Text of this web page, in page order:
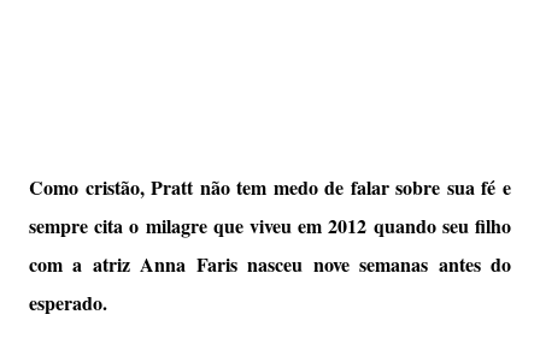
Como cristão, Pratt não tem medo de falar sobre sua fé e
sempre cita o milagre que viveu em 2012 quando seu filho
com a atriz Anna Faris nasceu nove semanas antes do
esperado.